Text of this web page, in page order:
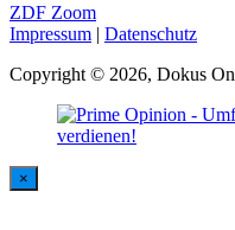
ZDF Zoom
Impressum | Datenschutz
Copyright © 2026, Dokus
×